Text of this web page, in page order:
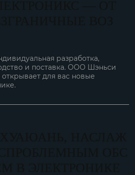
разработка,
и поставка. ООО Шэньси
для вас новые